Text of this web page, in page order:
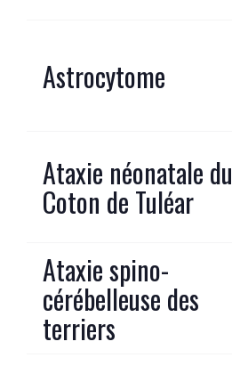
Astrocytome
Ataxie néonatale du
Coton de Tuléar
Ataxie spino-
cérébelleuse des
terriers